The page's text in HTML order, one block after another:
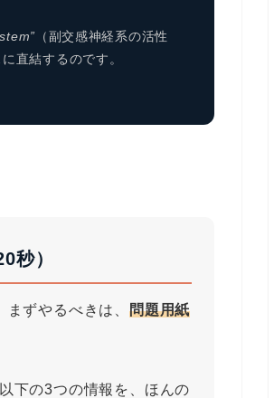
（副交感神経系の活性
直結するのです。
秒）
ずやるべきは、 問題用紙
下の3つの情報を、ほんの